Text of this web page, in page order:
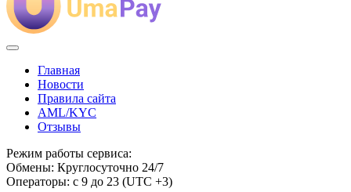
Главная
Новости
Правила сайта
AML/KYC
Отзывы
Режим работы сервиса:
Обмены: Круглосуточно 24/7
Операторы: с 9 до 23 (UTC +3)